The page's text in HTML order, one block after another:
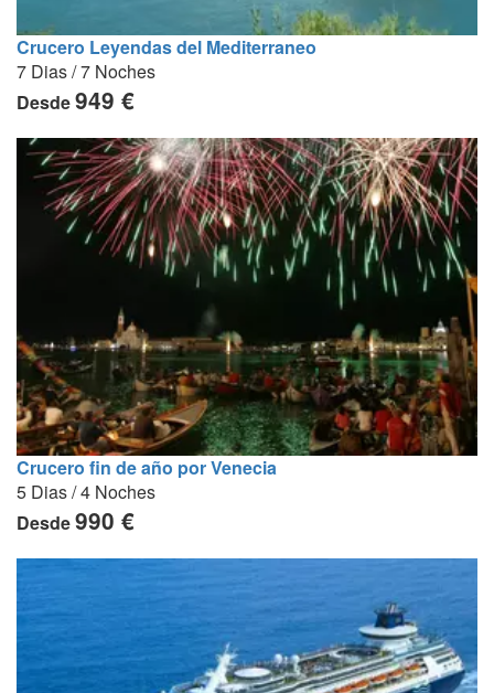
Crucero Leyendas del Mediterraneo
7 Dias / 7 Noches
Desde949 €
Crucero fin de año por Venecia
5 Dias / 4 Noches
Desde990 €